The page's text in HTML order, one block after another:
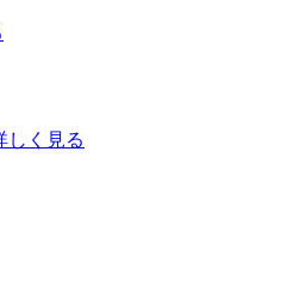
しく見る